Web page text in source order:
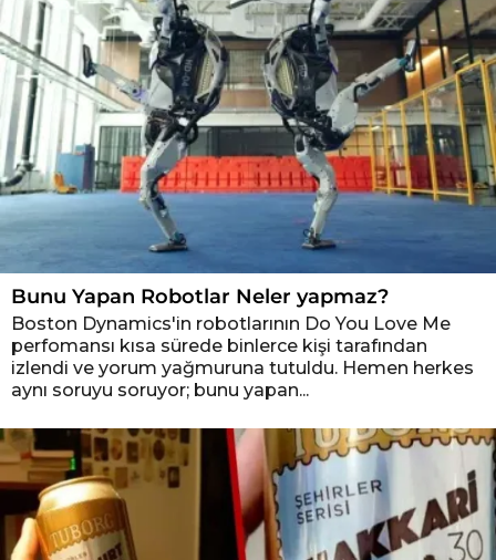
Bunu Yapan Robotlar Neler yapmaz?
Boston Dynamics'in robotlarının Do You Love Me
perfomansı kısa sürede binlerce kişi tarafından
izlendi ve yorum yağmuruna tutuldu. Hemen herkes
aynı soruyu soruyor; bunu yapan...